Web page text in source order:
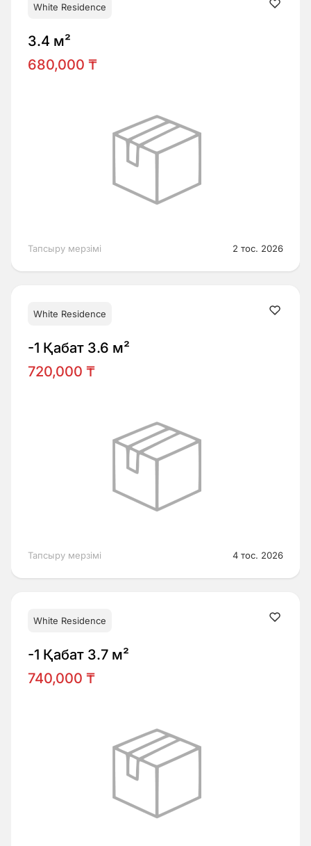
White Residence
3.4 м²
680,000 ₸
Тапсыру мерзімі 2 тос. 2026
White Residence
-1 Қабат 3.6 м²
720,000 ₸
Тапсыру мерзімі 4 тос. 2026
White Residence
-1 Қабат 3.7 м²
740,000 ₸